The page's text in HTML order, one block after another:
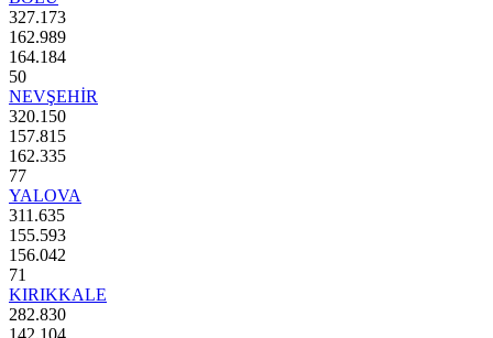
327.173
162.989
164.184
50
NEVŞEHİR
320.150
157.815
162.335
77
YALOVA
311.635
155.593
156.042
71
KIRIKKALE
282.830
142.104